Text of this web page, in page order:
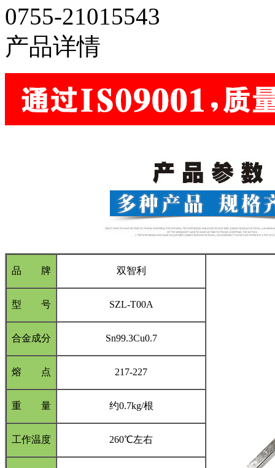
0755-21015543
产品详情
品 牌 双智利
型 号 SZL-T00A
合金成分 Sn99.3Cu0.7
熔 点 217-227
重 量 约0.7kg/根
工作温度 260℃左右